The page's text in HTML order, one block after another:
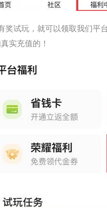
奖试玩，就可以领取我们平
实充值的！